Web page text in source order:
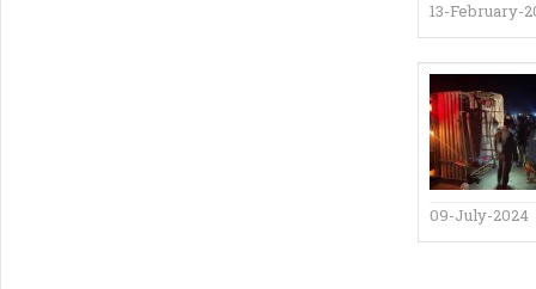
13-February-
09-July-2024